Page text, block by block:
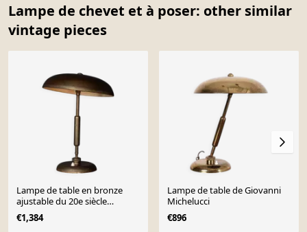
Lampe de chevet et à poser: other similar
vintage pieces
Lampe de table en bronze
ajustable du 20e siècle
attribuée à giovanni
michelucci env. 1945
€1,384
Lampe de table de Giovanni
Michelucci
€896